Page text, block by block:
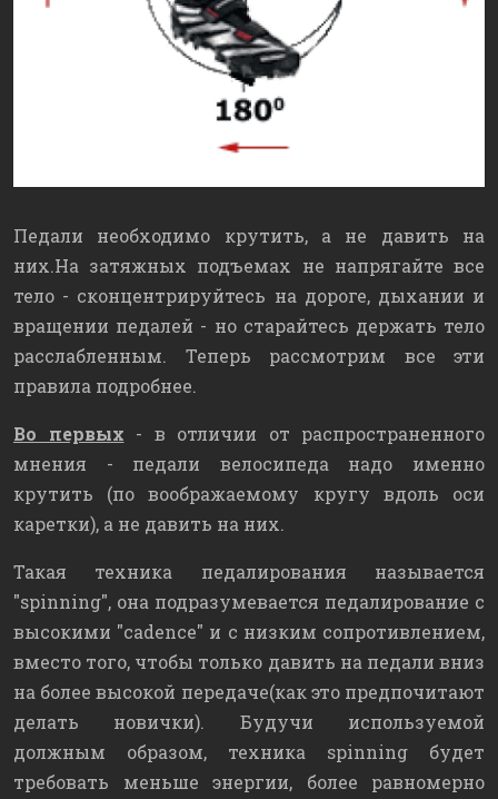
Педали необходимо крутить, а не давить на
них.На затяжных подъемах не напрягайте все
тело - сконцентрируйтесь на дороге, дыхании и
вращении педалей - но старайтесь держать тело
расслабленным. Теперь рассмотрим все эти
правила подробнее.
Во первых - в отличии от распространенного
мнения - педали велосипеда надо именно
крутить (по воображаемому кругу вдоль оси
каретки), а не давить на них.
Такая техника педалирования называется
"spinning", она подразумевается педалирование с
высокими "cadence" и с низким сопротивлением,
вместо того, чтобы только давить на педали вниз
на более высокой передаче(как это предпочитают
делать новички). Будучи используемой
должным образом, техника spinning будет
требовать меньше энергии, более равномерно